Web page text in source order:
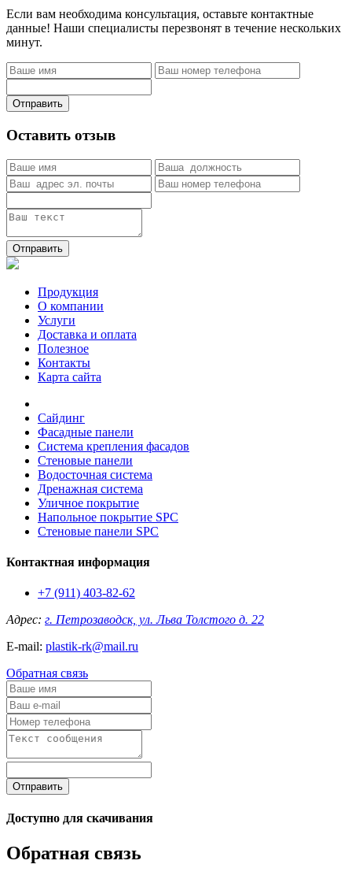
Если вам необходима консультация, оставьте контактные
данные! Наши специалисты перезвонят в течение нескольких
минут.
Отправить
Оставить отзыв
Отправить
Продукция
О компании
Услуги
Доставка и оплата
Полезное
Контакты
Карта сайта
Сайдинг
Фасадные панели
Система крепления фасадов
Стеновые панели
Водосточная система
Дренажная система
Уличное покрытие
Напольное покрытие SPC
Стеновые панели SPC
Контактная информация
+7 (911) 403-82-62
Адрес: г. Петрозаводск, ул. Льва Толстого д. 22
E-mail: plastik-rk@mail.ru
Обратная связь
Отправить
Доступно для скачивания
Обратная связь